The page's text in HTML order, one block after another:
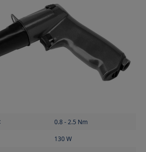
0.8 - 2.5 Nm
130W